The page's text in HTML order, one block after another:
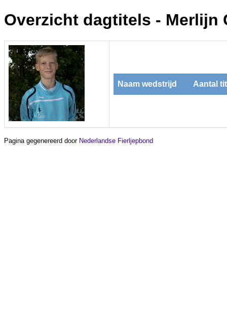
Overzicht dagtitels - Merlijn
Naam wedstrijd Aantal
Pagina gegenereerd door Nederlandse Fierljepbond